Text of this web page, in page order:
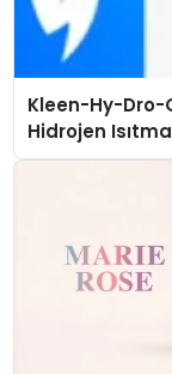
Kleen-Hy-Dro-
Hidrojen
Düzenleyici